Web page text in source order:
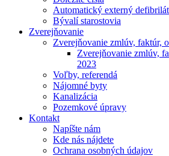
Automatický externý
Bývalí starostovia
Zverejňovanie
Zverejňovanie zmlúv, faktúr,
Zverejňovanie zmlúv,
2023
Voľby, referendá
Nájomné byty
Kanalizácia
Pozemkové úpravy
Kontakt
Napíšte nám
Kde nás nájdete
Ochrana osobných údajov